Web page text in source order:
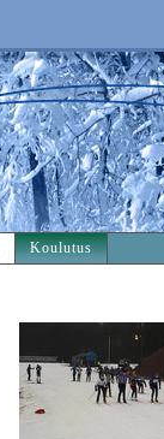
Koulutus